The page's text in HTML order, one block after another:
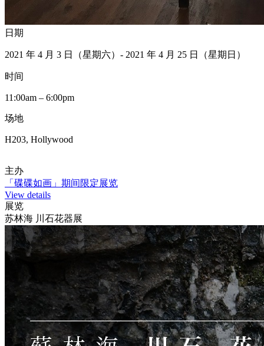
日期
2021 年 4 月 3 日（星期六）- 2021 年 4 月 25 日（星期日）
时间
11:00am – 6:00pm
场地
H203, Hollywood
主办
「碟碟如画」期间限定展览
View details
展览
苏林海 川石花器展